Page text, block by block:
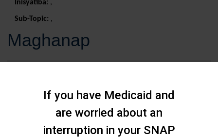
Inisyatiba: ,
Sub-Topic: ,
Maghanap
If you have Medicaid and
are worried about an
interruption in your SNAP